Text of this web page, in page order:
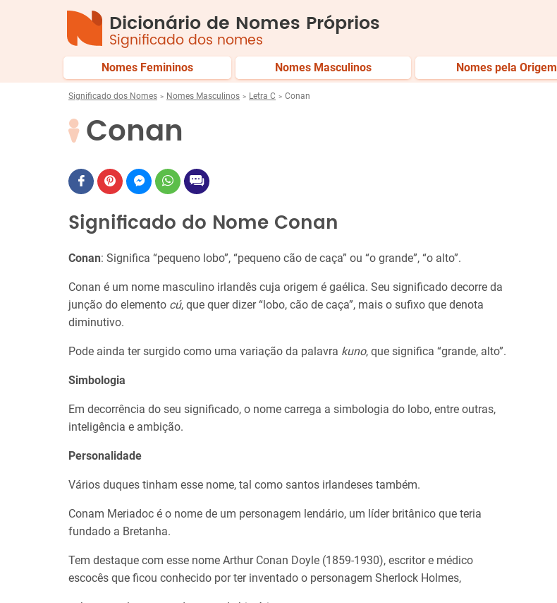
Dicionário de Nomes Próprios
Significado dos nomes
Nomes Femininos Nomes Masculinos Nomes pela Origem
Significado dos Nomes Nomes Masculinos Letra C Conan
Conan
Significado do Nome Conan
Conan: Significa “pequeno lobo”, “pequeno cão de caça” ou “o grande”, “o alto”.
Conan é um nome masculino irlandês cuja origem é gaélica. Seu significado decorre da
junção do elemento cú, que quer dizer “lobo, cão de caça”, mais o sufixo que denota
diminutivo.
Pode ainda ter surgido como uma variação da palavra kuno, que significa “grande, alto”.
Simbologia
Em decorrência do seu significado, o nome carrega a simbologia do lobo, entre outras,
inteligência e ambição.
Personalidade
Vários duques tinham esse nome, tal como santos irlandeses também.
Conam Meriadoc é o nome de um personagem lendário, um líder britânico que teria
fundado a Bretanha.
Tem destaque com esse nome Arthur Conan Doyle (1859-1930), escritor e médico
escocês que ficou conhecido por ter inventado o personagem Sherlock Holmes,